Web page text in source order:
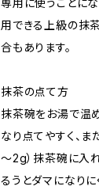
用できる上級の抹
合もあります。
抹茶の点て方
抹茶碗をお湯で温
なり点てやすく、ま
～2g）抹茶碗に入れ
るうとダマになりに